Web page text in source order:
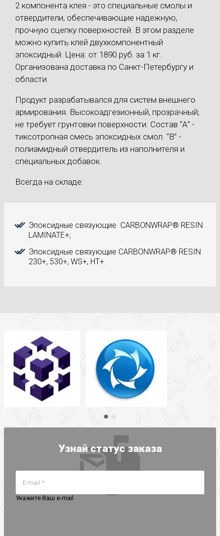
2 компонента клея - это специальные смолы и
отвердители, обеспечивающие надежную,
прочную сцепку поверхностей. В этом разделе
можно купить клей двухкомпонентный
эпоксидный. Цена: от 1890 руб. за 1 кг.
Организована доставка по Санкт-Петербургу и
области.
Продукт разрабатывался для систем внешнего
армирования. Высокоадгезионный, прозрачный;
не требует грунтовки поверхности. Состав “А” -
тиксотропная смесь эпоксидных смол. “B” -
полиамидный отвердитель из наполнителя и
специальных добавок.
Всегда на складе:
Эпоксидные связующие CARBONWRAP® RESIN
LAMINATE+;
Эпоксидные связующие CARBONWRAP® RESIN
230+, 530+, WS+, HT+.
Узнай статус заказа
Укажите Ваш е-mail